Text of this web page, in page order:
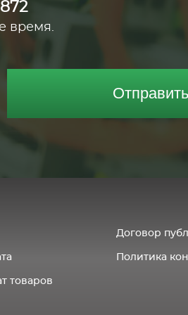
время.
Отправить
товаров
Договор
Политика